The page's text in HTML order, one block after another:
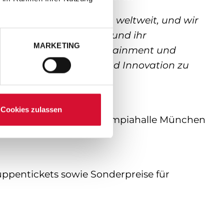
MARKETING
Cookies zulassen
Millionen Menschen weltweit, und wir
ihre kulturelle Vielfalt und ihr
Universal Live Entertainment und
Kreativität und Innovation zu
in der Kleinen Olympiahalle München
sowie Sonderpreise für